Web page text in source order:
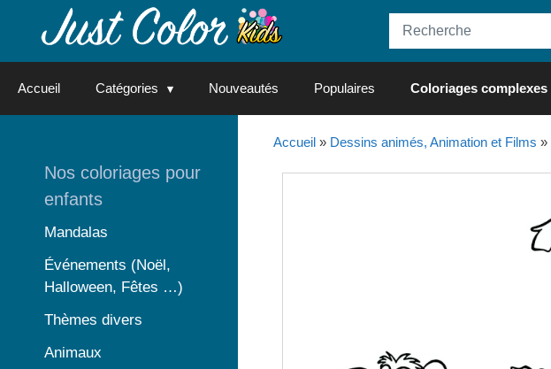
Accueil Catégories Nouveautés Populaires Coloriages complexes
Accueil» Dessins animés, Animation et Films »
Nos coloriages pour
enfants
Mandalas
Événements (Noël,
Halloween, Fêtes …)
Thèmes divers
Animaux